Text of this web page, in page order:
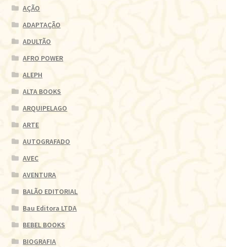
AÇÃO
ADAPTAÇÃO
ADULTÃO
AFRO POWER
ALEPH
ALTA BOOKS
ARQUIPELAGO
ARTE
AUTOGRAFADO
AVEC
AVENTURA
BALÃO EDITORIAL
Bau Editora LTDA
BEBEL BOOKS
BIOGRAFIA